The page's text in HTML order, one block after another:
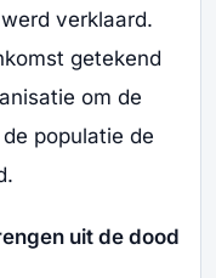
verklaard.
getekend
om de
populatie de
uit de dood